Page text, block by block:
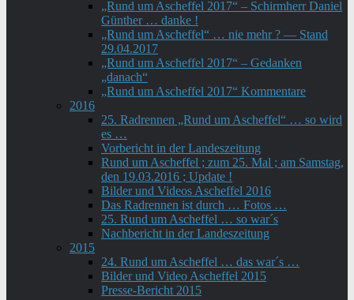
„Rund um Ascheffel 2017“ – Schirmherr Daniel
Günther … danke !
„Rund um Ascheffel“ … nie mehr ? — Stand
29.04.2017
„Rund um Ascheffel 2017“ – Gedanken
„danach“
„Rund um Ascheffel 2017“ Kommentare
2016
25. Radrennen „Rund um Ascheffel“ … so wird
es …
Vorbericht in der Landeszeitung
Rund um Ascheffel ; zum 25. Mal ; am Samstag,
den 19.03.2016 ; Update !
Bilder und Videos Ascheffel 2016
Das Radrennen ist durch … Fotos …
25. Rund um Ascheffel … so war´s
Nachbericht in der Landeszeitung
2015
24. Rund um Ascheffel … das war´s …
Bilder und Video Ascheffel 2015
Presse-Bericht 2015